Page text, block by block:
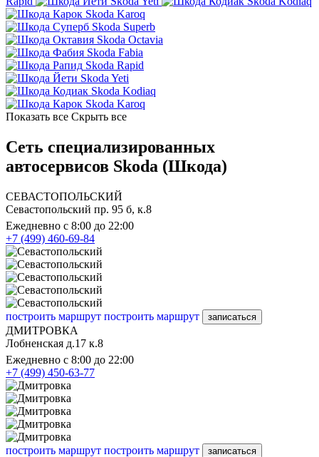
Skoda Karoq
Skoda Superb
Skoda Octavia
Skoda Fabia
Skoda Rapid
Skoda Yeti
Skoda Kodiaq
Skoda Karoq
Показать все Скрыть все
Сеть специализированных
автосервисов Skoda (Шкода)
СЕВАСТОПОЛЬСКИЙ
Севастопольский пр. 95 б, к.8
Ежедневно с 8:00 до 22:00
+7 (499) 460-69-84
построить маршрут построить маршрут записаться
ДМИТРОВКА
Лобненская д.17 к.8
Ежедневно с 8:00 до 22:00
+7 (499) 450-63-77
построить маршрут построить маршрут записаться